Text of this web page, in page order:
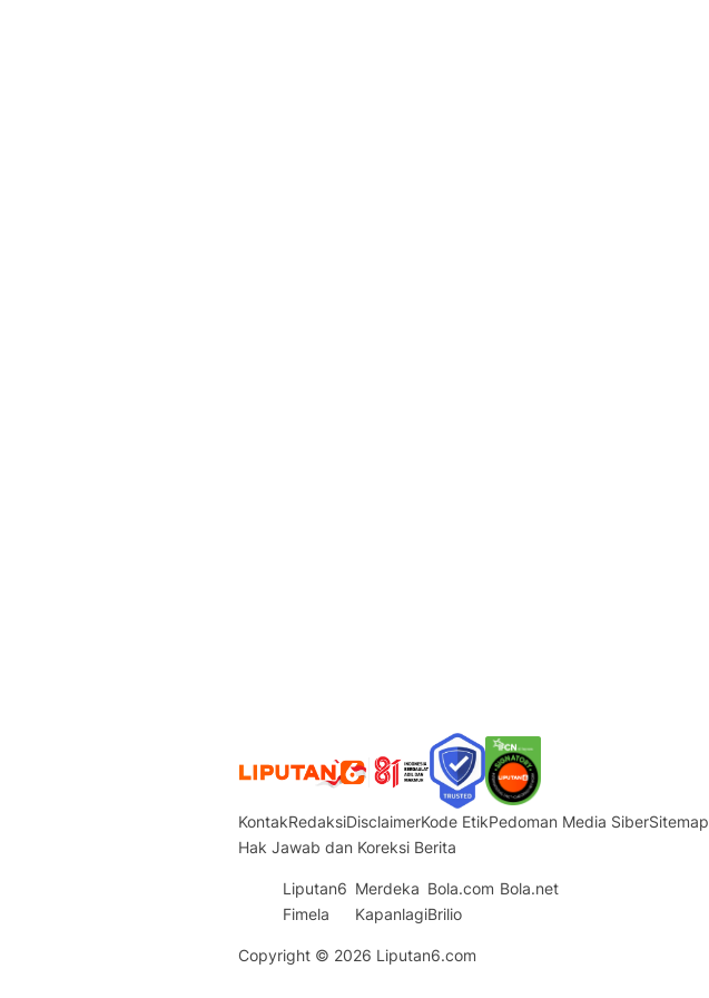
KontakRedaksiDisclaimerKode EtikPedoman Media SiberSitemap
Hak Jawab dan Koreksi Berita
Liputan6 Merdeka Bola.com Bola.net
Fimela
KapanlagiBrilio
Copyright © 2026 Liputan6.com